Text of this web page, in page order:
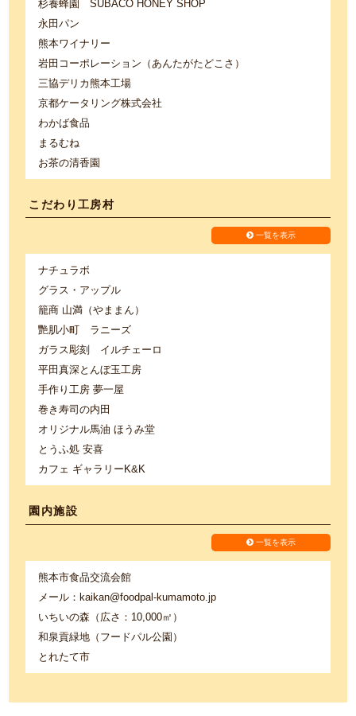
杉養蜂園 SUBACO HONEY SHOP
永田パン
熊本ワイナリー
岩田コーポレーション（あんたがたどこさ）
三協デリカ熊本工場
京都ケータリング株式会社
わかば食品
まるむね
お茶の清香園
こだわり工房村
一覧を表示
ナチュラボ
グラス・アップル
籠商 山満（やままん）
艷肌小町 ラニーズ
ガラス彫刻 イルチェーロ
平田真深とんぼ玉工房
手作り工房 夢一屋
巻き寿司の内田
オリジナル馬油 ほうみ堂
とうふ処 安喜
カフェ ギャラリーK&K
園内施設
一覧を表示
熊本市食品交流会館
メール：kaikan@foodpal-kumamoto.jp
いちいの森（広さ：10,000㎡）
和泉貢緑地（フードパル公園）
とれたて市